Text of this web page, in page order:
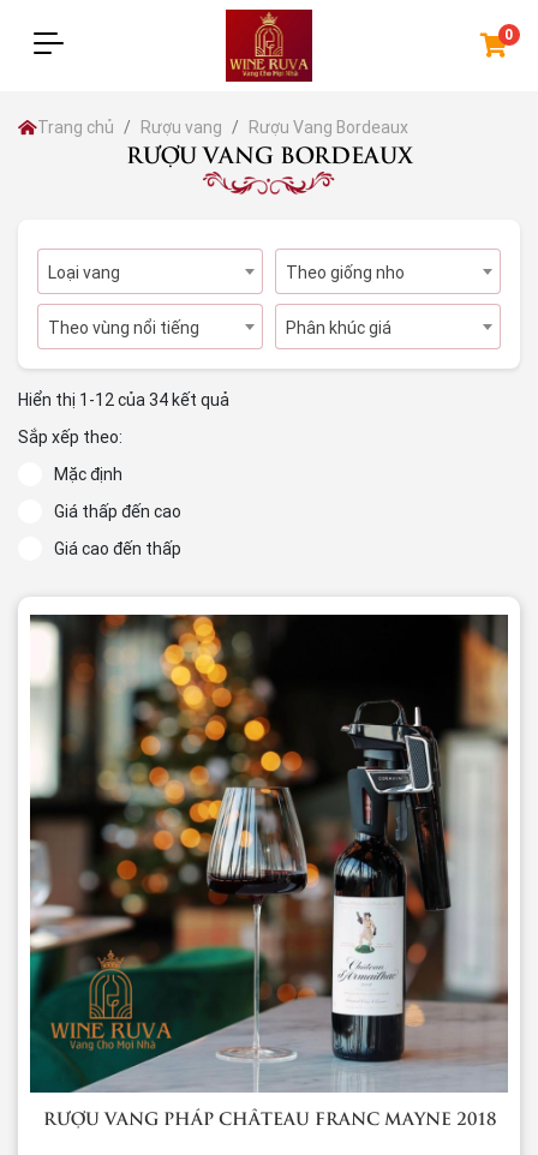
0
Trang chủ Rượu vang Rượu Vang Bordeaux
RƯỢU VANG BORDEAUX
Loại vang Theo giống nho
Theo vùng nổi tiếng Phân khúc giá
Hiển thị 1-12 của 34 kết quả
Sắp xếp theo:
Mặc định
Giá thấp đến cao
Giá cao đến thấp
RƯỢU VANG PHÁP CHÂTEAU FRANC MAYNE 2018